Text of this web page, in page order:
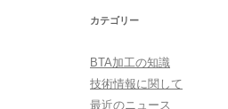
カテゴリー
BTA加工の知識
技術情報に関して
最近のニュース